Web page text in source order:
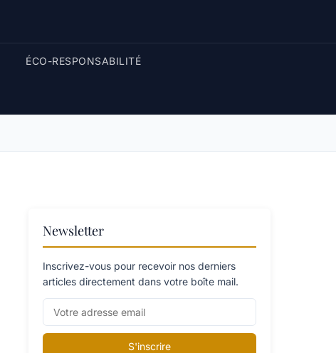
ÉCO-RESPONSABILITÉ
Newsletter
Inscrivez-vous pour recevoir nos derniers
articles directement dans votre boîte mail.
S'inscrire